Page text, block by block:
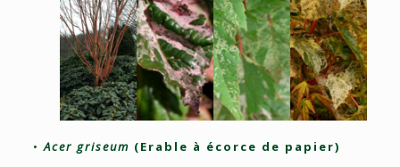
•Acer griseum (Erable à écorce de papier)